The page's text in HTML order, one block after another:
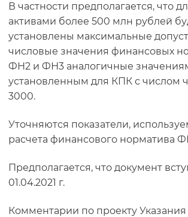
В частности предполагается, что
активами более 500 млн рублей
установлены максимальные
числовые значения финансовых
ФН2 и ФН3 аналогичные
установленным для КПК с числом
3000.
Уточняются показатели,
расчета финансового норматива
Предполагается, что документ
01.04.2021 г.
Комментарии по проекту